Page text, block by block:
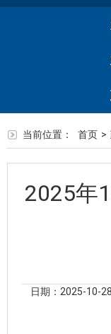
当前位置： 首页 >
2025年
日期：2025-10-28